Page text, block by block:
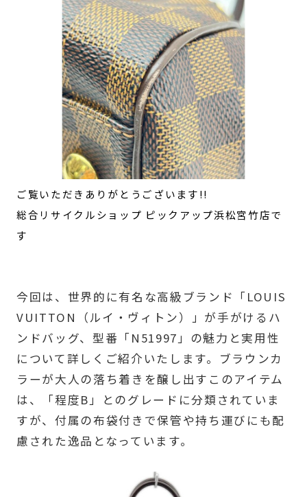
ご覧いただきありがとうございます!!
総合リサイクルショップ ピックアップ浜松宮竹店で
す
今回は、世界的に有名な高級ブランド「LOUIS
VUITTON（ルイ・ヴィトン）」が手がけるハ
ンドバッグ、型番「N51997」の魅力と実用性
について詳しくご紹介いたします。ブラウンカ
ラーが大人の落ち着きを醸し出すこのアイテム
は、「程度B」とのグレードに分類されていま
すが、付属の布袋付きで保管や持ち運びにも配
慮された逸品となっています。